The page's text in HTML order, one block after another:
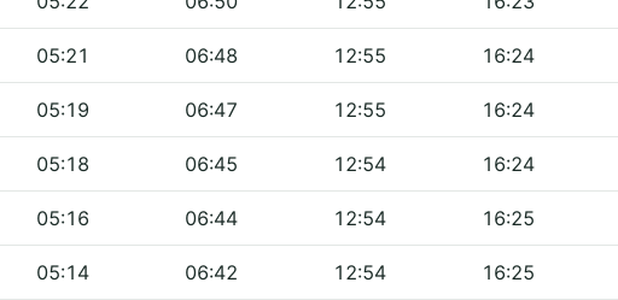
05:21 06:48 12:55 16:24
05:19 06:47 12:55 16:24
05:18 06:45 12:54 16:24
05:16 06:44 12:54 16:25
05:14 06:42 12:54 16:25